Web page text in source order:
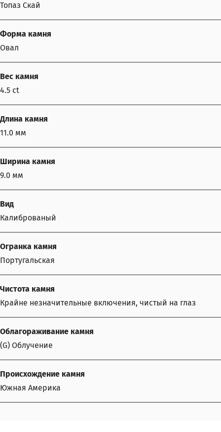
Топаз Скай
Форма камня
Овал
Вес камня
4.5 ct
Длина камня
11.0 мм
Ширина камня
9.0 мм
Вид
Калиброваный
Огранка камня
Португальская
Чистота камня
Крайне незначительные включения, чистый на глаз
Облагораживание камня
(G) Облучение
Происхождение камня
Южная Америка